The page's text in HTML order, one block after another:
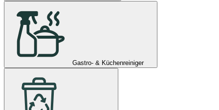
Gastro- & Küchenreiniger